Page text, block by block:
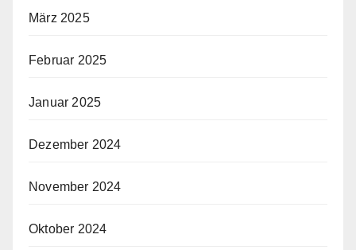
März 2025
Februar 2025
Januar 2025
Dezember 2024
November 2024
Oktober 2024